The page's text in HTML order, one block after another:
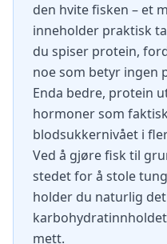
den hvite fisken – et
inneholder praktisk
du spiser protein,
noe som betyr ingen
Enda bedre, protein
hormoner som
blodsukkernivået i
Ved å gjøre fisk til
stedet for å stole
holder du naturlig
mett.